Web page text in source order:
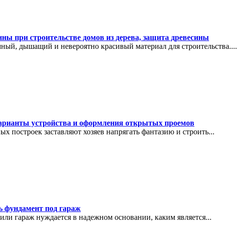
при строительстве домов из дерева, защита древесины
дышащий и невероятно красивый материал для строительства....
устройства и оформления открытых проемов
построек заставляют хозяев напрягать фантазию и строить...
фундамент под гараж
гараж нуждается в надежном основании, каким является...